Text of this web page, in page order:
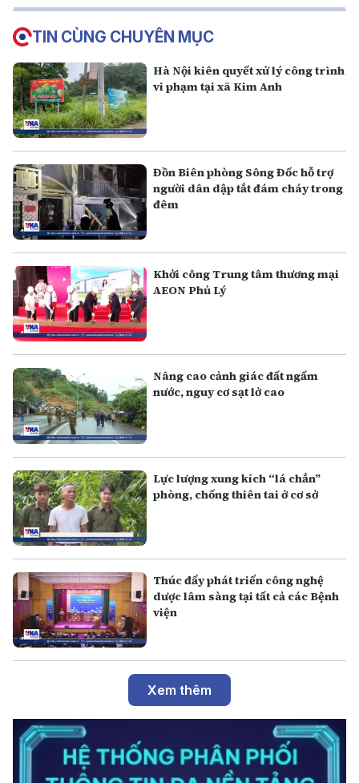
TIN CÙNG CHUYÊN MỤC
Hà Nội kiên quyết xử lý công trình
vi phạm tại xã Kim Anh
Đồn Biên phòng Sông Đốc hỗ trợ
người dân dập tắt đám cháy trong
đêm
Khởi công Trung tâm thương mại
AEON Phủ Lý
Nâng cao cảnh giác đất ngấm
nước, nguy cơ sạt lở cao
Lực lượng xung kích “lá chắn”
phòng, chống thiên tai ở cơ sở
Thúc đẩy phát triển công nghệ
dược lâm sàng tại tất cả các Bệnh
viện
Xem thêm